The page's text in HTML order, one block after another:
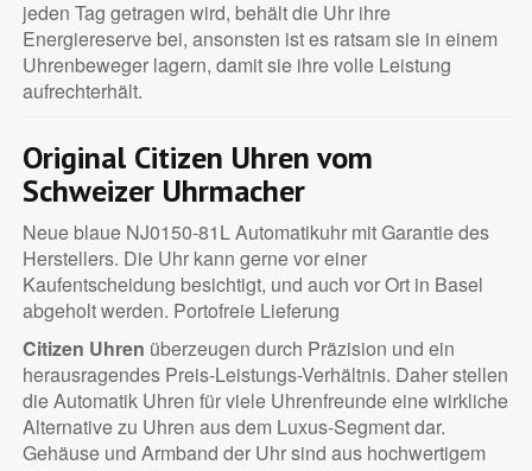
jeden Tag getragen wird, behält die Uhr ihre
Energiereserve bei, ansonsten ist es ratsam sie in einem
Uhrenbeweger lagern, damit sie ihre volle Leistung
aufrechterhält.
Original Citizen Uhren vom
Schweizer Uhrmacher
Neue blaue NJ0150-81L Automatikuhr mit Garantie des
Herstellers. Die Uhr kann gerne vor einer
Kaufentscheidung besichtigt, und auch vor Ort in Basel
abgeholt werden. Portofreie Lieferung
Citizen Uhren überzeugen durch Präzision und ein
herausragendes Preis-Leistungs-Verhältnis. Daher stellen
die Automatik Uhren für viele Uhrenfreunde eine wirkliche
Alternative zu Uhren aus dem Luxus-Segment dar.
Gehäuse und Armband der Uhr sind aus hochwertigem